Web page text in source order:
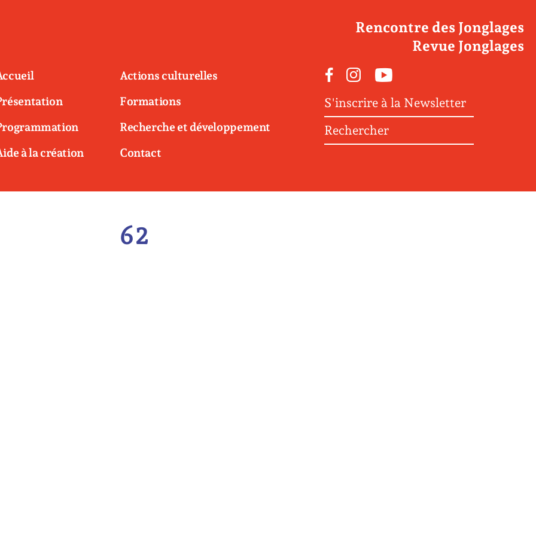
à la création
Actions culturelles
Formations
Recherche et développement
Contact
Facebook
S'inscrire à la Newsletter
Rechercher
Rencontre des Jonglages
Revue Jonglages
62